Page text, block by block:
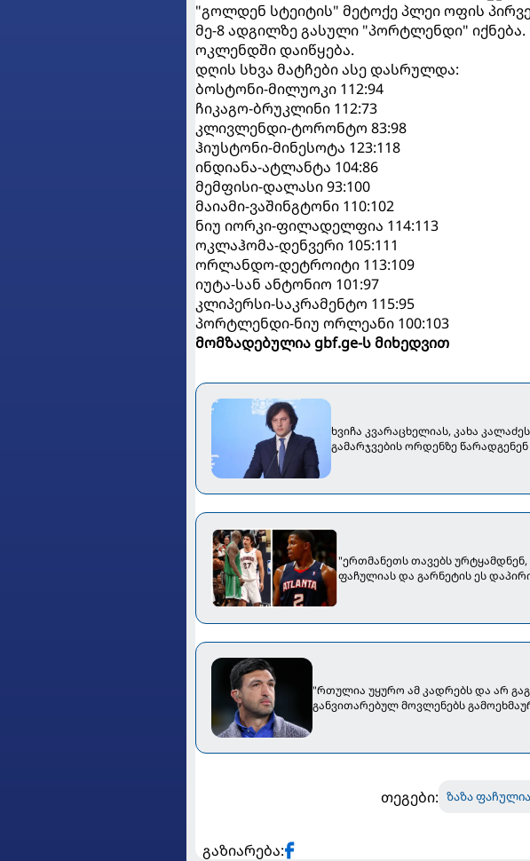
"გოლდენ სტეიტის" მეტოქე პლეი ოფის
მე-8 ადგილზე გასული "პორტლენდი" იქნება.
ოკლენდში დაიწყება.
დღის სხვა მატჩები ასე დასრულდა:
ბოსტონი-მილუოკი 112:94
ჩიკაგო-ბრუკლინი 112:73
კლივლენდი-ტორონტო 83:98
ჰიუსტონი-მინესოტა 123:118
ინდიანა-ატლანტა 104:86
მემფისი-დალასი 93:100
მაიამი-ვაშინგტონი 110:102
ნიუ იორკი-ფილადელფია 114:113
ოკლაჰომა-დენვერი 105:111
ორლანდო-დეტროიტი 113:109
იუტა-სან ანტონიო 101:97
კლიპერსი-საკრამენტო 115:95
პორტლენდი-ნიუ ორლეანი 100:103
მომზადებულია gbf.ge-ს მიხედვით
ხვიჩა კვარაცხელიას, კახა
გამარჯვების ორდენზე წარადგენენ
"ერთმანეთს თავებს
ფაჩულიას და გარნეტის ეს
"რთულია უყურო ამ კადრებს და არ
განვითარებულ მოვლენებს
თეგები: ზაზა ფაჩულია
გაზიარება: